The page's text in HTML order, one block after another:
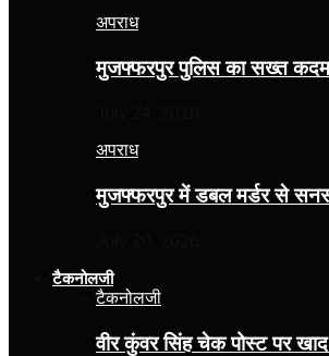
अपराध
मुजफ्फरपुर पुलिस का सख्त
अपराध
मुजफ्फरपुर में डबल मर्डर से
टैकनोलजी
टैकनोलजी
वीर कुंवर सिंह चेक पोस्ट पर